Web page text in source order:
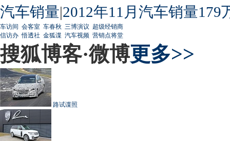
汽车销量|2012年11月汽车销量179
车访间 会客室 车春秋 三博演议 超级经销商
信访办 悟透社 金狐谍 汽车视频 营销点将堂
搜狐博客·微博更多>>
路试谍照